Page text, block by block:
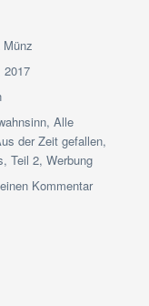
Münz
2017
,Alle
der Zeit gefallen,
,Teil 2,Werbung
Kommentarzu